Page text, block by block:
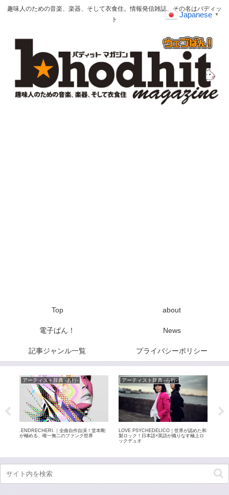
趣味人のための音楽、楽器、そして衣食住。情報発信雑誌、その名はバディッ
ト
Top about
電子ばん！ News
記事ジャンル一覧 プライバシーポリシー
アーティスト辞典 -あ行-
.ENDRECHERI.｜全曲自作自演！堂本剛
が極める、唯一無二のファンク世界
アーティスト辞典 -ら行-
LOVE PSYCHEDELICO｜世界が認めた和
製ロック！日本語×英語が織りなす極上ロ
ックデュオ
Japanese ▼